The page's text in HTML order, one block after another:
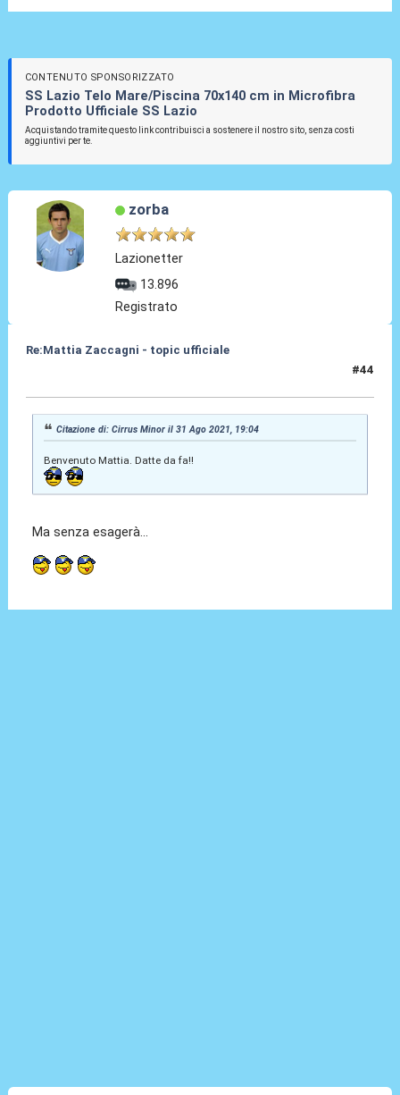
CONTENUTO SPONSORIZZATO
SS Lazio Telo Mare/Piscina 70x140 cm in Microfibra
Prodotto Ufficiale SS Lazio
Acquistando tramite questo link contribuisci a sostenere il nostro sito, senza costi
aggiuntivi per te.
zorba
Lazionetter
13.896
Registrato
Re:Mattia Zaccagni - topic ufficiale
#44
Citazione di: Cirrus Minor il 31 Ago 2021, 19:04
Benvenuto Mattia. Datte da fa!!
Ma senza esagerà...